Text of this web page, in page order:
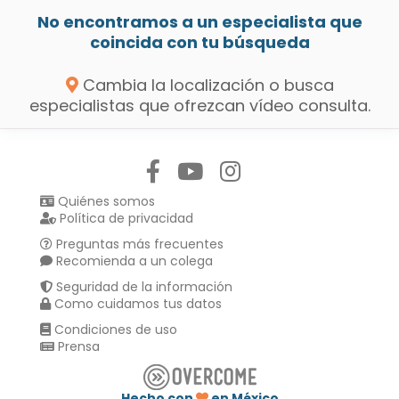
No encontramos a un especialista que
coincida con tu búsqueda
Cambia la localización o busca
especialistas que ofrezcan vídeo consulta.
Quiénes somos
Política de privacidad
Preguntas más frecuentes
Recomienda a un colega
Seguridad de la información
Como cuidamos tus datos
Condiciones de uso
Prensa